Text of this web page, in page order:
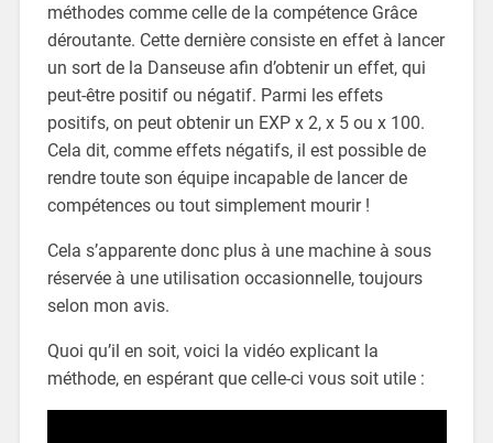
méthodes comme celle de la compétence Grâce
déroutante. Cette dernière consiste en effet à lancer
un sort de la Danseuse afin d’obtenir un effet, qui
peut-être positif ou négatif. Parmi les effets
positifs, on peut obtenir un EXP x 2, x 5 ou x 100.
Cela dit, comme effets négatifs, il est possible de
rendre toute son équipe incapable de lancer de
compétences ou tout simplement mourir !
Cela s’apparente donc plus à une machine à sous
réservée à une utilisation occasionnelle, toujours
selon mon avis.
Quoi qu’il en soit, voici la vidéo explicant la
méthode, en espérant que celle-ci vous soit utile :